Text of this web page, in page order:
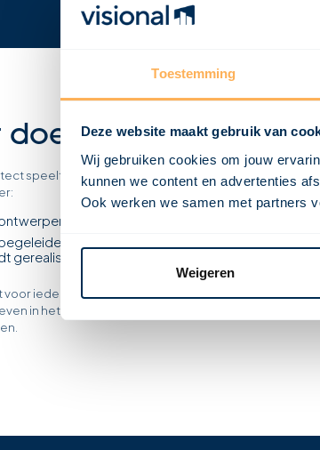
Toestemming
Deze website maakt gebruik van
Wij gebruiken cookies om jouw
kunnen we content en advertenties
Ook werken we samen met partners
Weigeren
doet een architect?
speelt een cruciale rol bij het starten van een
van gebouwen en het uittekenen van
van de uitwerking van het concept, om
gerealiseerd zoals bedoeld.
voor iedereen toegestaan om de titel 'architect' te
in het Architectenregister mogen deze titel voeren